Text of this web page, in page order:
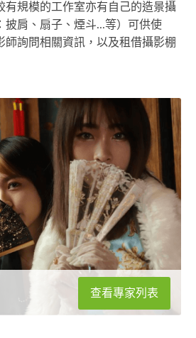
有規模的工作室亦有自己的造景攝
披肩、扇子、煙斗...等）可供使
師詢問相關資訊，以及租借攝影棚
查看專家列表